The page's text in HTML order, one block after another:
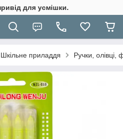
для усмішки.
Шкільне приладдя Ручки,